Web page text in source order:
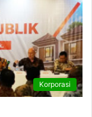
Korporasi